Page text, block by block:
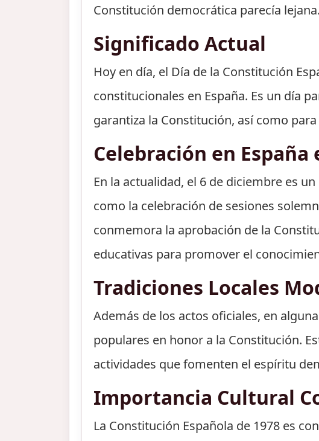
Constitución democrática parecía lejana.
Significado Actual
Hoy en día, el Día de la Constitución
constitucionales en España. Es un día
garantiza la Constitución, así como
Celebración en
En la actualidad, el 6 de diciembre es
como la celebración de sesiones
conmemora la aprobación de la
educativas para promover el
Tradiciones Locales
Además de los actos oficiales, en
populares en honor a la Constitución.
actividades que fomenten el espíritu
Importancia Cultural
La Constitución Española de 1978 es